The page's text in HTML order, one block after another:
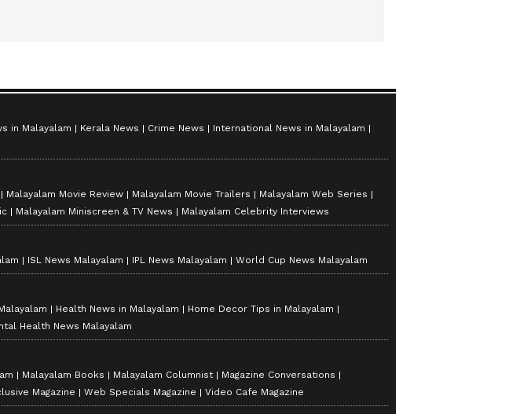
in Malayalam Kerala News Crime News
International News in Malayalam
Malayalam Movie Review Malayalam Movie Trailers
Malayalam Web Series
Malayalam Miniscreen & TV News Malayalam Celebrity Interviews
ISL News Malayalam IPL News Malayalam World Cup News Malayalam
Health News in Malayalam
Home Decor Tips in Malayalam
Health News Malayalam
Malayalam Books Malayalam Columnist
Magazine Conversations
Magazine Web Specials Magazine Video Cafe Magazine